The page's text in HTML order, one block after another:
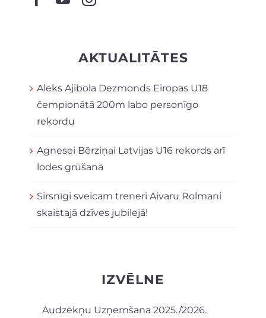
AKTUALITĀTES
Aleks Ajibola Dezmonds Eiropas U18
čempionātā 200m labo personīgo
rekordu
Agnesei Bērziņai Latvijas U16 rekords arī
lodes grūšanā
Sirsnīgi sveicam treneri Aivaru Rolmani
skaistajā dzīves jubilejā!
IZVĒLNE
Audzēkņu Uzņemšana 2025./2026.